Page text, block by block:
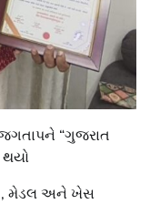
જગતાપને “ગુજરાત
થયો
મેડલ અને ખેસ